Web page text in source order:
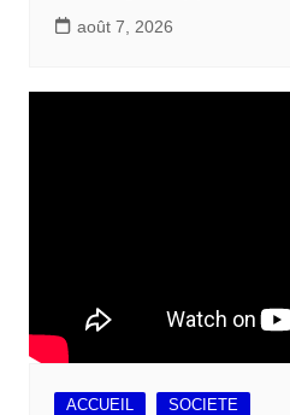
août 7, 2026
ACCUEIL SOCIETE